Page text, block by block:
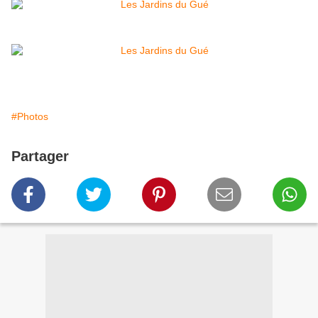
#Photos
Partager